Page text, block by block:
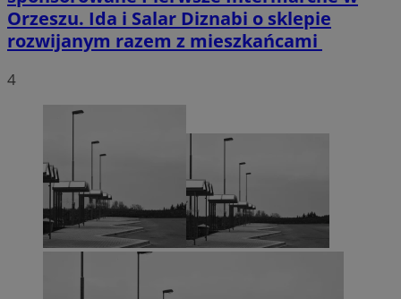
Orzeszu. Ida i Salar Diznabi o sklepie
rozwijanym razem z mieszkańcami
4